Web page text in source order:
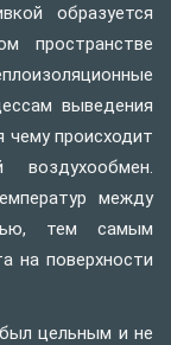
образуется
пространстве
выведения
чему происходит
между
тем самым
на поверхности
цельным и не